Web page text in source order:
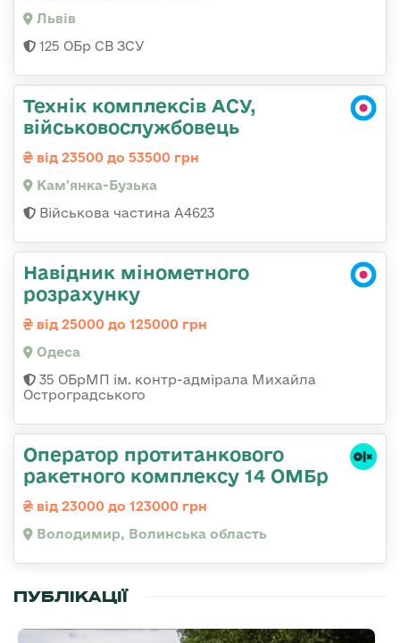
Львів
125 ОБр СВ ЗСУ
Технік комплексів АСУ,
військовослужбовець
від 23500 до 53500 грн
Кам'янка-Бузька
Військова частина А4623
Навідник мінометного
розрахунку
від 25000 до 125000 грн
Одеса
35 ОБрМП ім. контр-адмірала Михайла
Остроградського
Оператор протитанкового
ракетного комплексу 14 ОМБр
від 23000 до 123000 грн
Володимир, Волинська область
ПУБЛІКАЦІЇ